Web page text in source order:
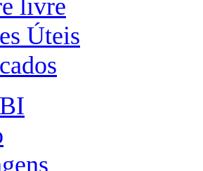
livre
Úteis